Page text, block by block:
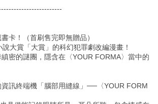
卡！（首刷售完即無贈品）
大賞「大賞」的科幻犯罪劇改編漫畫！
密的謎團，隱含在〈YOUR FORMA〉當中的
資訊終端機「腦部用縫線」──〈YOUR FORM